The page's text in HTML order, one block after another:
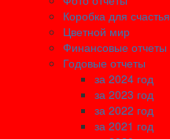
Коробка для счастья
Цветной мир
Финансовые отчеты
Годовые отчеты
за 2024 год
за 2023 год
за 2022 год
за 2021 год